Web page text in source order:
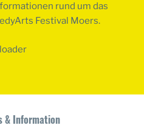
rund um das
Festival Moers.
& Information